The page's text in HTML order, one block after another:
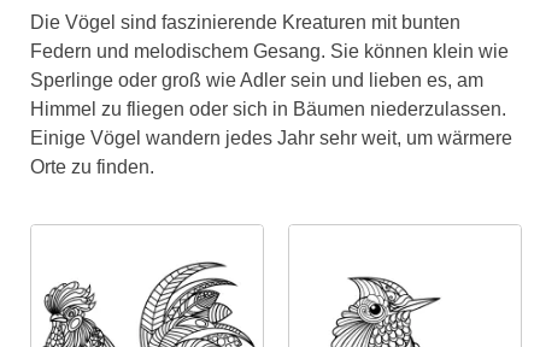
Die Vögel sind faszinierende Kreaturen mit bunten
Federn und melodischem Gesang. Sie können klein wie
Sperlinge oder groß wie Adler sein und lieben es, am
Himmel zu fliegen oder sich in Bäumen niederzulassen.
Einige Vögel wandern jedes Jahr sehr weit, um wärmere
Orte zu finden.